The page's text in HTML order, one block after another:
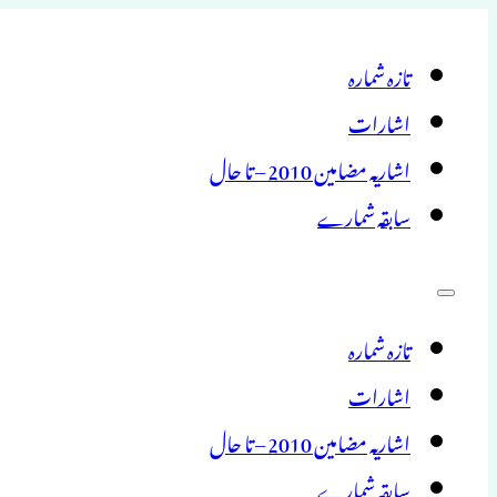
تازہ شمارہ
اشارات
اشاریہ مضامین 2010 – تا حال
سابقہ شمارے
تازہ شمارہ
اشارات
اشاریہ مضامین 2010 – تا حال
سابقہ شمارے